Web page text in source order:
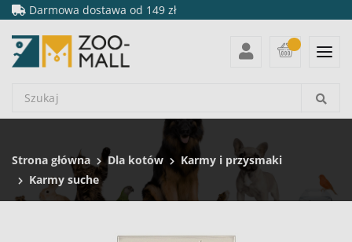
Darmowa dostawa od 149 zł
Strona główna Dla kotów
Karmy i przysmaki
Karmy suche